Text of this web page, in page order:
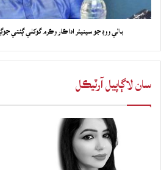
بالي ووڊ جو سينيئر اداڪار وڪرم گوکلي ڳڻتي
سان لاڳاپيل آرٽيڪل